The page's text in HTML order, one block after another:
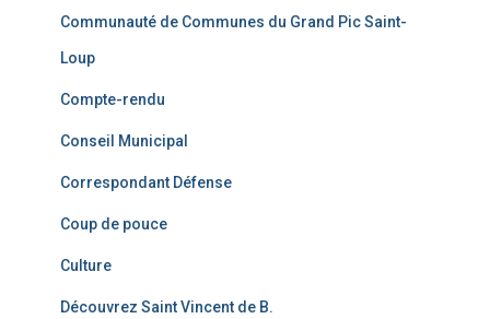
Communauté de Communes du Grand Pic Saint-
Loup
Compte-rendu
Conseil Municipal
Correspondant Défense
Coup de pouce
Culture
Découvrez Saint Vincent de B.